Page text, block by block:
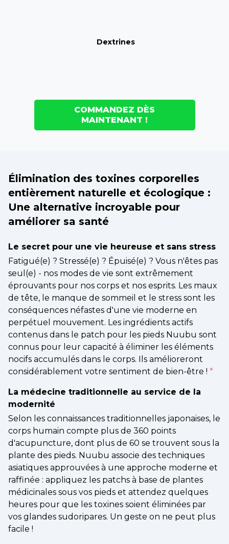
Dextrines
COMMANDEZ DÈS
MAINTENANT !
Élimination des toxines corporelles
entièrement naturelle et écologique :
Une alternative incroyable pour
améliorer sa santé
Le secret pour une vie heureuse et sans stress
Fatigué(e) ? Stressé(e) ? Épuisé(e) ? Vous n'êtes pas
seul(e) - nos modes de vie sont extrêmement
éprouvants pour nos corps et nos esprits. Les maux
de tête, le manque de sommeil et le stress sont les
conséquences néfastes d'une vie moderne en
perpétuel mouvement. Les ingrédients actifs
contenus dans le patch pour les pieds Nuubu sont
connus pour leur capacité à éliminer les éléments
nocifs accumulés dans le corps. Ils amélioreront
considérablement votre sentiment de bien-être ! *
La médecine traditionnelle au service de la
modernité
Selon les connaissances traditionnelles japonaises, le
corps humain compte plus de 360 points
d'acupuncture, dont plus de 60 se trouvent sous la
plante des pieds. Nuubu associe des techniques
asiatiques approuvées à une approche moderne et
raffinée : appliquez les patchs à base de plantes
médicinales sous vos pieds et attendez quelques
heures pour que les toxines soient éliminées par
vos glandes sudoripares. Un geste on ne peut plus
facile !